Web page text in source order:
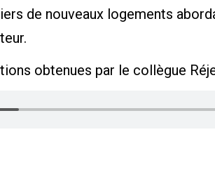
de nouveaux logements
obtenues par le collègue